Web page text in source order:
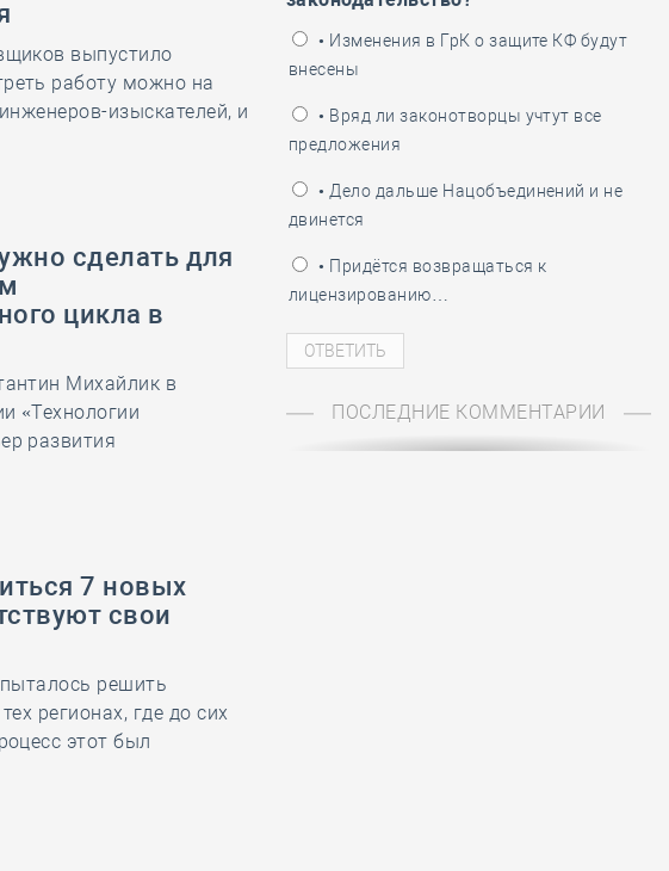
выпустило
работу можно на
изыскателей, и
сделать для
цикла в
Михайлик в
«Технологии
развития
7 новых
свои
решить
регионах, где до сих
этот был
• Изменения в ГрК о защите КФ будут
внесены
• Вряд ли законотворцы учтут все
предложения
• Дело дальше Нацобъединений и не
двинется
• Придётся возвращаться к
лицензированию…
ПОСЛЕДНИЕ КОММЕНТАРИИ